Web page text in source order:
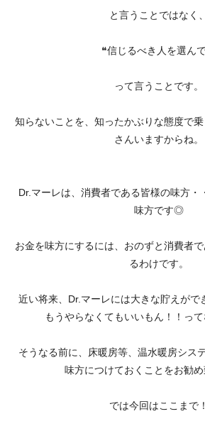
と言うことではなく、
❝信じるべき人を選ん
って言うことです。
知らないことを、知ったかぶりな態度で
さんいますからね。
Dr.マーレは、消費者である皆様の味方・
味方です◎
お金を味方にするには、おのずと消費者
るわけです。
近い将来、Dr.マーレには大きな貯えがで
もうやらなくてもいいもん！！って
そうなる前に、床暖房等、温水暖房シス
味方につけておくことをお勧め
では今回はここまで！